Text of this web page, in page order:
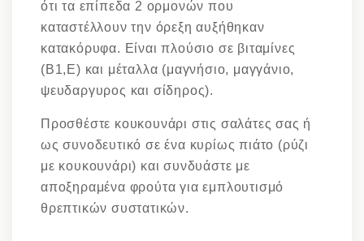
ότι τα επίπεδα 2 ορμονών που
καταστέλλουν την όρεξη αυξήθηκαν
κατακόρυφα. Είναι πλούσιο σε βιταμίνες
(Β1,Ε) και μέταλλα (μαγνήσιο, μαγγάνιο,
ψευδαργυρος και σίδηρος).
Προσθέστε κουκουνάρι στις σαλάτες σας ή
ως συνοδευτικό σε ένα κυρίως πιάτο (ρύζι
με κουκουνάρι) και συνδυάστε με
αποξηραμένα φρούτα για εμπλουτισμό
θρεπτικών συστατικών.